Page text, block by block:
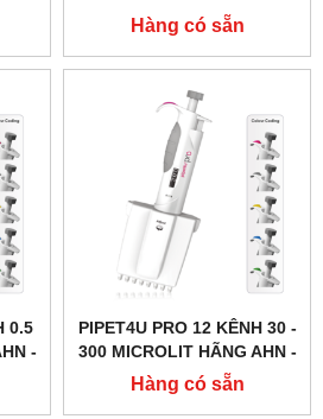
-
ĐỨC
Hàng có sẵn
0.5
-
PIPET4U PRO 12 KÊNH 30 -
300 MICROLIT HÃNG AHN -
ĐỨC
Hàng có sẵn